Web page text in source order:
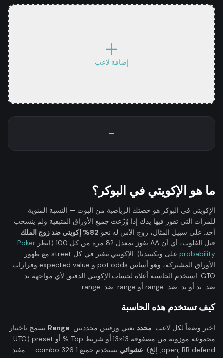
إضافة لاعب
—
ما هو الإكويتي في البوكر؟
الإكويتي في البوكر هو حصتك الرياضية من البوت — النسبة المئوية
للمرات التي تفوز فيها يدك إذا وُزّعت جميع الأوراق المتبقية ولم ينسحب
أحد. على سبيل المثال، زوج الآس له نحو 82% إكويتي ضد زوج الملك
قبل الفلوب، أي أن AA يفوز بمعدل 82 مرة من كل 100 (انظر
Poker
probability
على ويكيبيديا). الإكويتي يتغير في كل street مع ظهور
الأوراق المشتركة، وهو أساس pot odds و expected value وقرارات
GTO. استخدم الحاسبة أعلاه لحساب الإكويتي الدقيق لأي مواجهة يد-
ضد-يد أو يد-ضد-range أو range-ضد-range.
كيف تستخدم هذه الحاسبة
اختر وضعاً لكل لاعب. محدد يعني ورقتين محددتين. Range يسمح باختيار
مجموعة موزونة من مصفوفة 13×13 أو شريط Top % أو preset (UTG
open, BB defend, إلخ).
عشوائي
يستخدم جميع 1 326 combo — مفيد